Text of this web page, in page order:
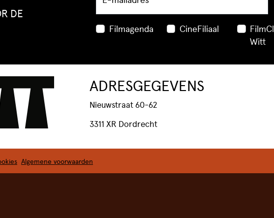
BIJ ONS EEN ZAAL HUREN
BEZOEKERSINFORMATIE &
DE
Filmagenda CineFiliaal
Witt
ADRESGEGEVENS
Nieuwstraat 60-62
3311 XR Dordrecht
Algemene voorwaarden